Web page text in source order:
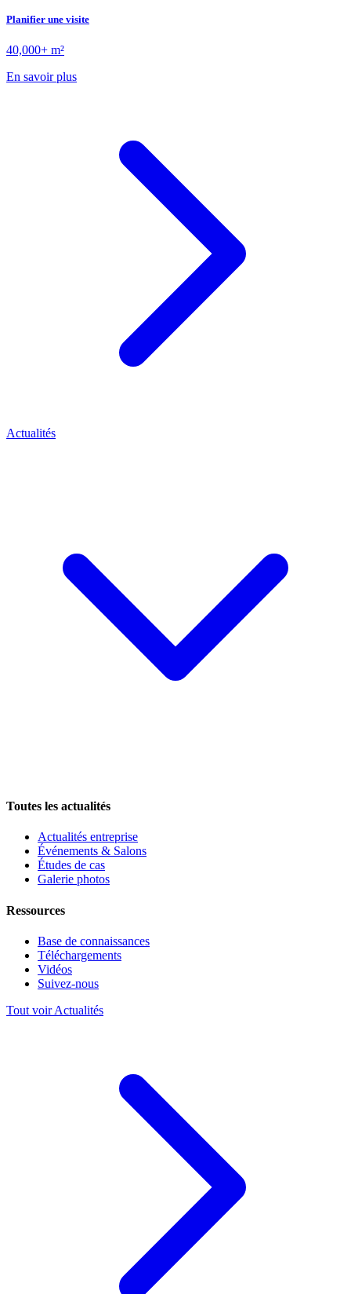
Planifier une visite
40,000+ m²
En savoir plus
Actualités
Toutes les actualités
Actualités entreprise
Événements & Salons
Études de cas
Galerie photos
Ressources
Base de connaissances
Téléchargements
Vidéos
Suivez-nous
Tout voir Actualités